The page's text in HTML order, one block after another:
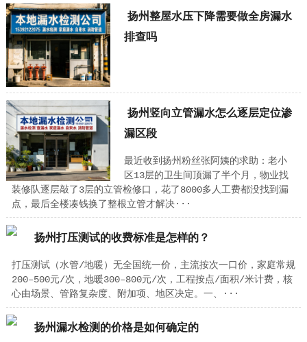
扬州整屋水压下降需要做全房漏水
排查吗
扬州竖向立管漏水怎么逐层定位渗
漏区段
最近收到扬州粉丝张阿姨的求助：老小
区13层的卫生间顶漏了半个月，物业找
装修队逐层敲了3层的立管检修口，花了8000多人工费都没找到漏
点，最后全楼凑钱换了整根立管才解决···
扬州打压测试的收费标准是怎样的？
打压测试（水管/地暖）无全国统一价，主流按次一口价，家庭常规
200–500元/次，地暖300–800元/次，工程按点/面积/米计费，核
心由场景、管路复杂度、附加项、地区决定。一、···
扬州漏水检测的价格是如何确定的